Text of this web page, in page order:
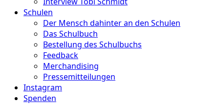
Schulen
Der Mensch dahinter an den Schulen
Das Schulbuch
Bestellung des Schulbuchs
Feedback
Merchandising
Pressemitteilungen
Instagram
Spenden